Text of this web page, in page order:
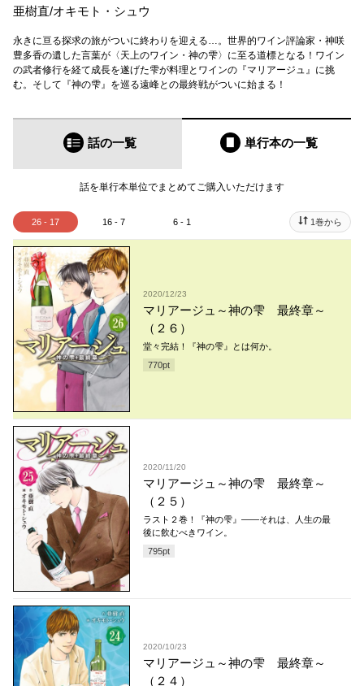
亜樹直/オキモト・シュウ
永きに亘る探求の旅がついに終わりを迎える…。世界的ワイン評論家・神咲
豊多香の遺した言葉が〈天上のワイン・神の雫〉に至る道標となる！ワイン
の武者修行を経て成長を遂げた雫が料理とワインの『マリアージュ』に挑
む。そして『神の雫』を巡る遠峰との最終戦がついに始まる！
話の一覧 単行本の一覧
話を単行本単位でまとめてご購入いただけます
26 - 17 16 - 7 6 - 1 1巻から
2020/12/23
マリアージュ～神の雫 最終章～
（２６）
堂々完結！『神の雫』とは何か。
770pt
2020/11/20
マリアージュ～神の雫 最終章～
（２５）
ラスト２巻！『神の雫』――それは、人生の最
後に飲むべきワイン。
795pt
2020/10/23
マリアージュ～神の雫 最終章～
（２４）